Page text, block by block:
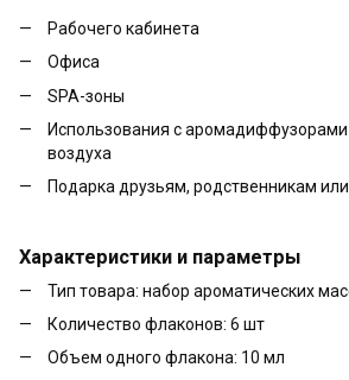
Рабочего кабинета
Офиса
SPA-зоны
Использования с
воздуха
Подарка друзьям, родственникам
Характеристики и параметры
Тип товара: набор ароматических
Количество флаконов: 6 шт
Объем одного флакона: 10 мл